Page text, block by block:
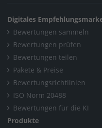
Digitales
Bewertungen sammeln
Bewertungen prüfen
Bewertungen teilen
Pakete & Preise
Bewertungsrichtlinien
ISO Norm 20488
Bewertungen für die KI
Produkte